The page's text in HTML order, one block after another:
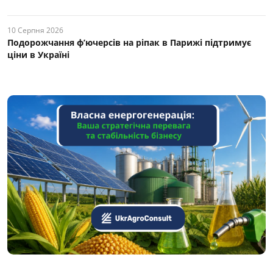
10 Серпня 2026
Подорожчання ф’ючерсів на ріпак в Парижі підтримує
ціни в Україні